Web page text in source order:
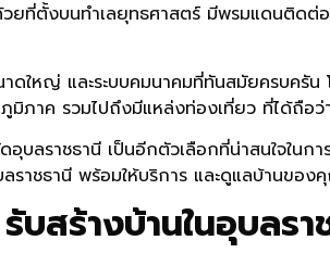
ยที่ตั้งบนทำเลยุทธศาสตร์ มีพรมแดนติดต่
หญ่ และระบบคมนาคมที่ทันสมัยครบครัน
มิภาค รวมไปถึงมีแหล่งท่องเที่ยว ที่ได้ถือ
บลราชธานี เป็นอีกตัวเลือกที่น่าสนใจใน
ลราชธานี พร้อมให้บริการ และดูแลบ้านขอ
บสร้างบ้านในอุบลรา